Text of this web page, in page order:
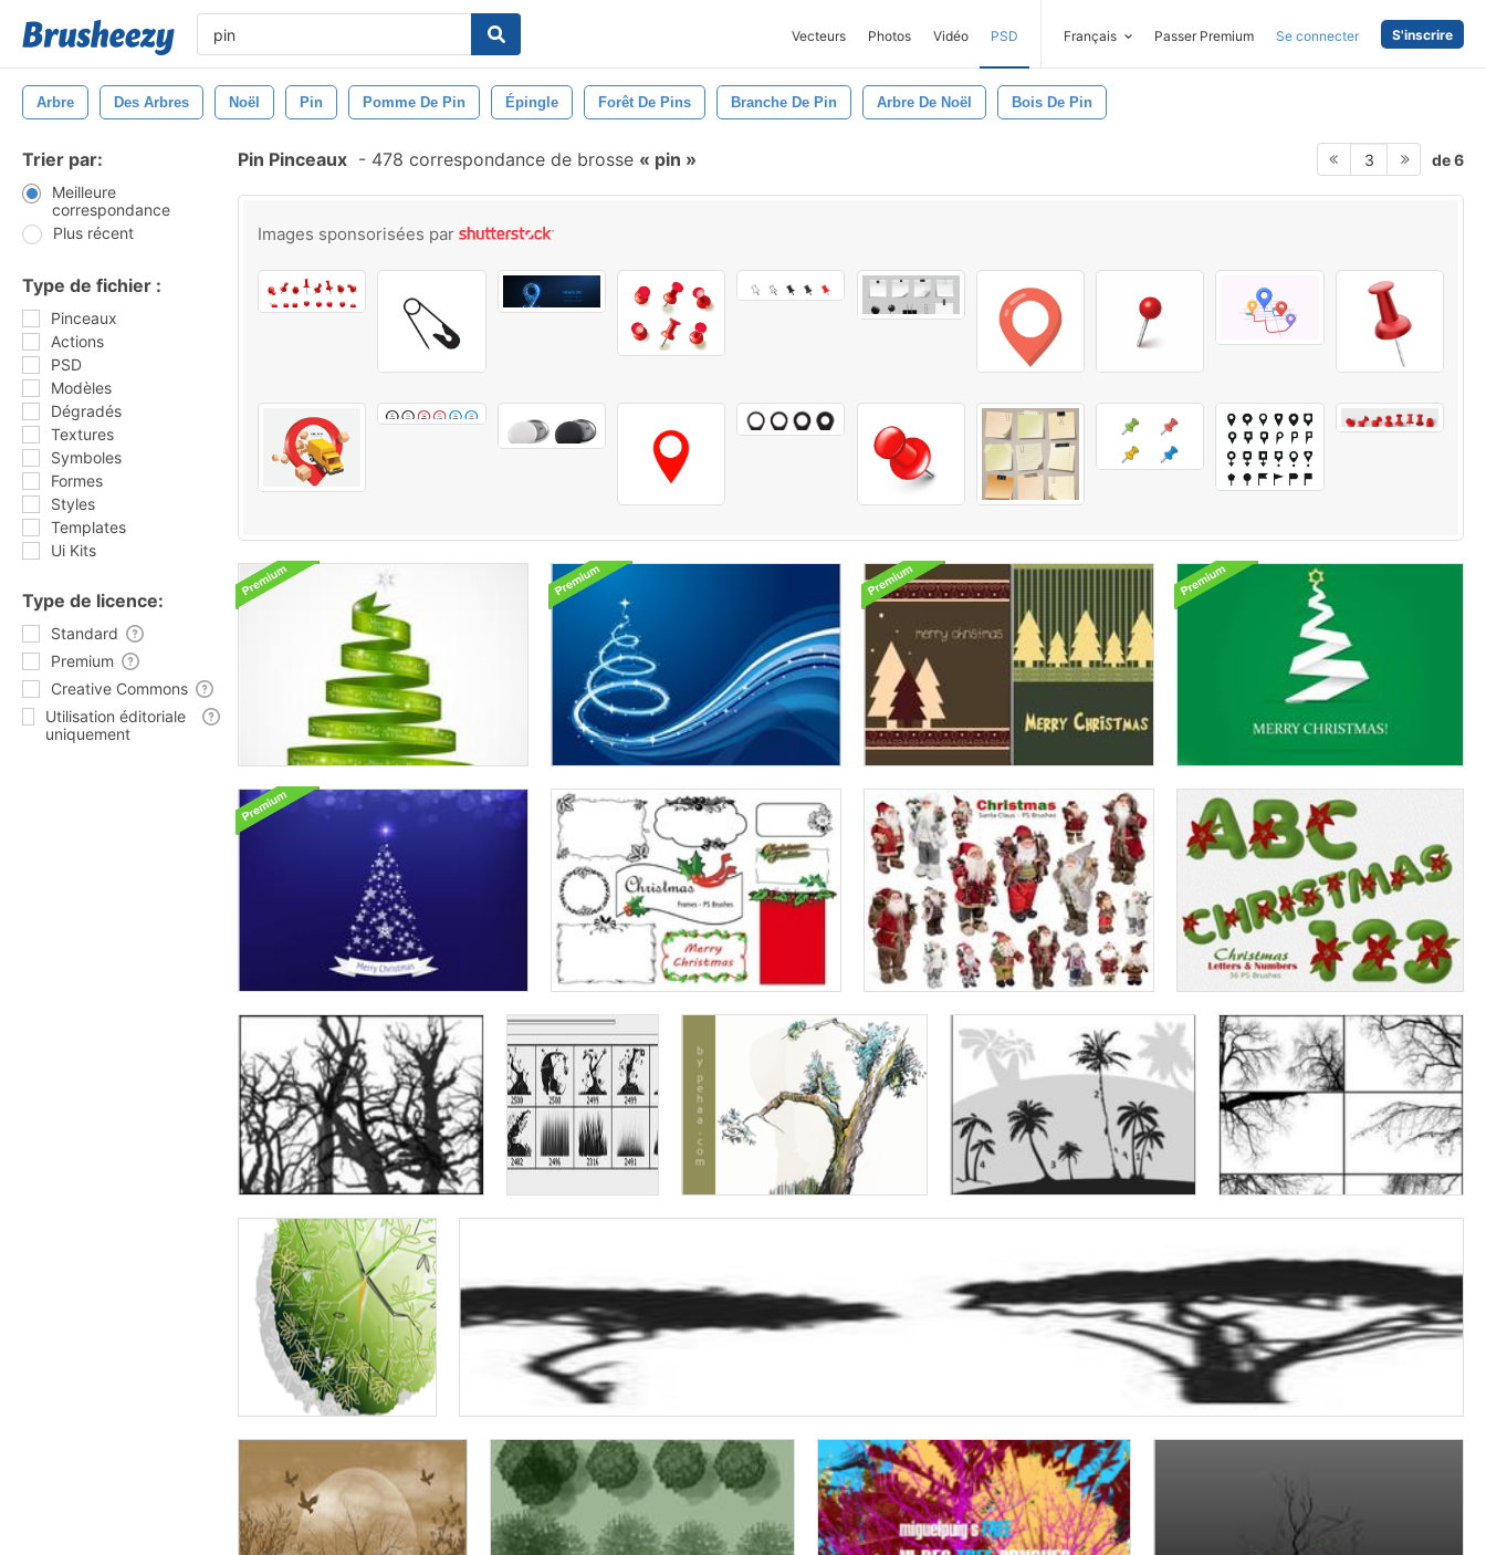
Vecteurs Photos Vidéo PSD Français Passer Premium Se connecter S'inscrire
Arbre Des Arbres Noël Pin Pomme De Pin Épingle Forêt De Pins Branche De Pin Arbre De Noël Bois De Pin
Trier par:
Meilleure
correspondance
Plus récent
Type de fichier :
Pinceaux
Actions
PSD
Modèles
Dégradés
Textures
Symboles
Formes
Styles
Templates
Ui Kits
Type de licence:
Standard
Premium
Creative Commons
Utilisation éditoriale
uniquement
Pin Pinceaux - 478 correspondance de brosse pin 3 de 6
Images sponsorisées par